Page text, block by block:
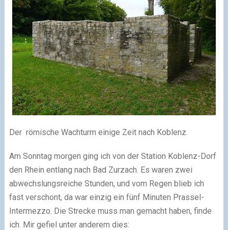
Der römische Wachturm einige Zeit nach Koblenz.
Am Sonntag morgen ging ich von der Station Koblenz-Dorf
den Rhein entlang nach Bad Zurzach. Es waren zwei
abwechslungsreiche Stunden, und vom Regen blieb ich
fast verschont, da war einzig ein fünf Minuten Prassel-
Intermezzo. Die Strecke muss man gemacht haben, finde
ich. Mir gefiel unter anderem dies: